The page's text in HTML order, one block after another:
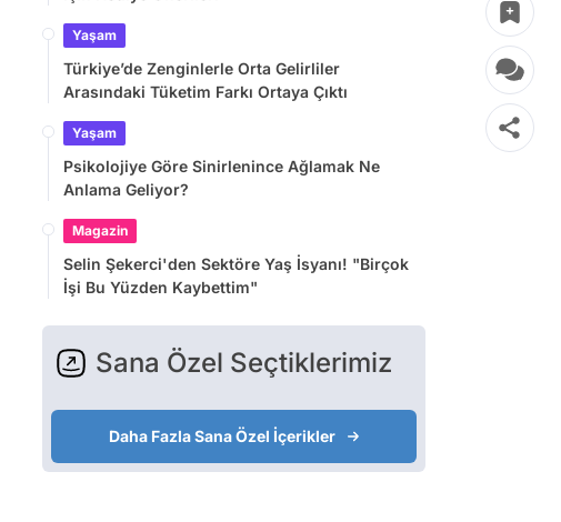
Yaşam
Türkiye’de Zenginlerle Orta Gelirliler
Arasındaki Tüketim Farkı Ortaya Çıktı
Yaşam
Psikolojiye Göre Sinirlenince Ağlamak Ne
Anlama Geliyor?
Magazin
Selin Şekerci'den Sektöre Yaş İsyanı! "Birçok
İşi Bu Yüzden Kaybettim"
Sana Özel Seçtiklerimiz
Daha Fazla Sana Özel İçerikler